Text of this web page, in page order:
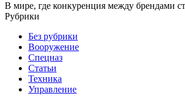
В мире, где конкуренция между брендами
Рубрики
Без рубрики
Вооружение
Спецназ
Статьи
Техника
Управление